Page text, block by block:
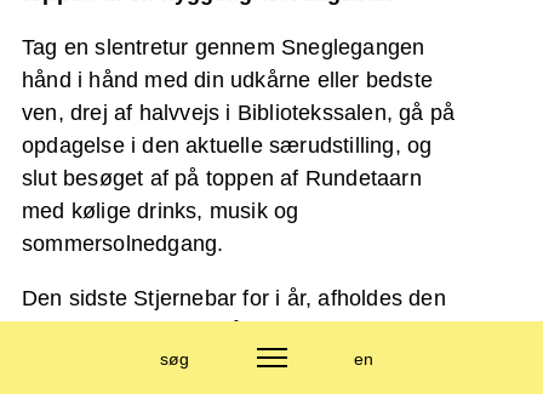
søg en
Tag en slentretur gennem Sneglegangen
hånd i hånd med din udkårne eller bedste
ven, drej af halvvejs i Bibliotekssalen, gå på
opdagelse i den aktuelle særudstilling, og
slut besøget af på toppen af Rundetaarn
med kølige drinks, musik og
sommersolnedgang.
Den sidste Stjernebar for i år, afholdes den
ekstraordinært åbent i både udstillingssal